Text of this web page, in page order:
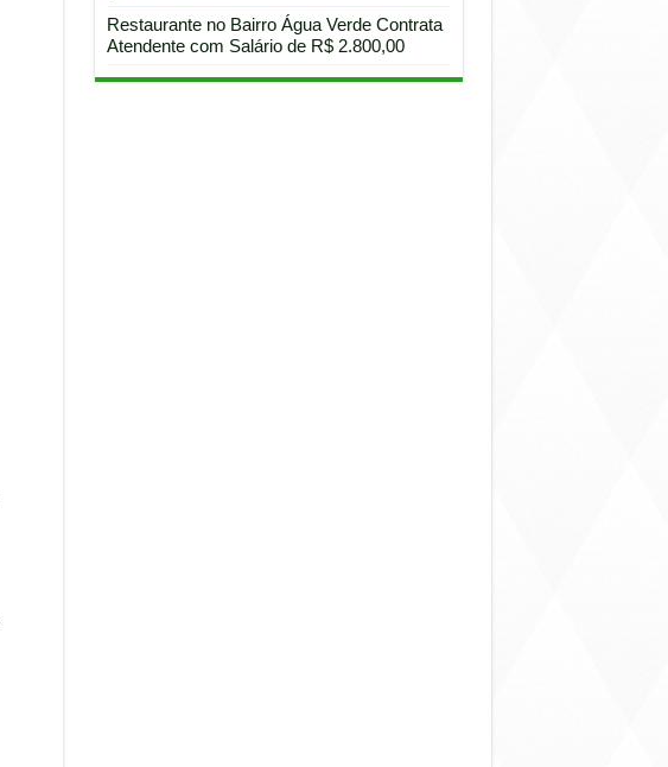
Restaurante no Bairro Água Verde Contrata
Atendente com Salário de R$ 2.800,00